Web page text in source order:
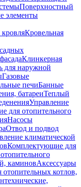
Поверхностный
элементы
Кровельная
Клинкерная
для наружной
Газовые
печиБанные
батареиТеплый
Управление
для отопительного
Насосы
Отвод и подвод
климатической
Комплектующие для
каминовАксессуары
котлов,